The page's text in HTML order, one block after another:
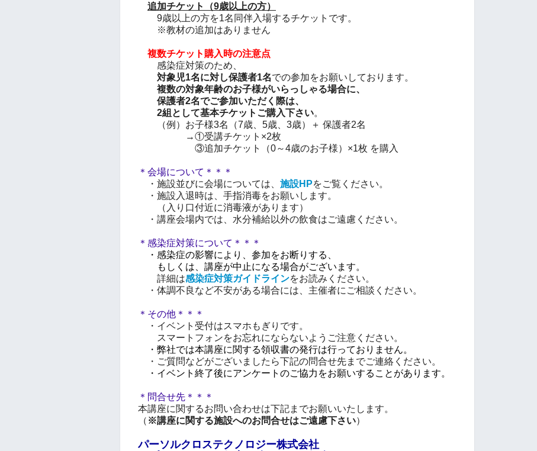
追加チケット（9歳以上の方）
9歳以上の方を1名同伴入場するチケットです。
※教材の追加はありません
複数チケット購入時の注意点
感染症対策のため、
対象児1名に対し保護者1名での参加をお願いしております。
複数の対象年齢のお子様がいらっしゃる場合に、
保護者2名でご参加いただく際は、
2組として基本チケットご購入下さい。
（例）お子様3名（7歳、5歳、3歳）＋ 保護者2名
→①受講チケット×2枚
③追加チケット（0～4歳のお子様）×1枚 を購入
＊会場について＊＊＊
・施設並びに会場については、 施設HPをご覧ください。
・施設入退時は、手指消毒をお願いします。
（入り口付近に消毒液があります）
・講座会場内では、水分補給以外の飲食はご遠慮ください。
＊感染症対策について＊＊＊
・感染症の影響により、参加をお断りする、
もしくは、講座が中止になる場合がございます。
詳細は感染症対策ガイドラインをお読みください。
・体調不良など不安がある場合には、主催者にご相談ください。
＊その他＊＊＊
・イベント受付はスマホもぎりです。
スマートフォンをお忘れにならないようご注意ください。
・弊社では本講座に関する領収書の発行は行っておりません。
・ご質問などがございましたら下記の問合せ先までご連絡ください。
・イベント終了後にアンケートのご協力をお願いすることがあります。
＊問合せ先＊＊＊
本講座に関するお問い合わせは下記までお願いいたします。
（ ※講座に関する施設へのお問合せはご遠慮下さい）
パーソルクロステクノロジー株式会社